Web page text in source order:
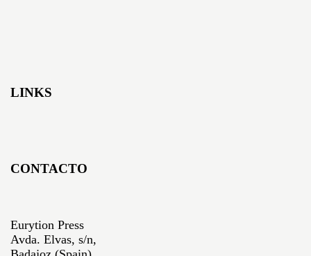
LINKS
CONTACTO
Eurytion Press
Avda. Elvas, s/n,